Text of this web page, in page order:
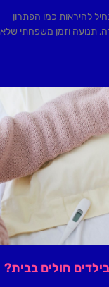
להיראות כמו הפתרון
תנועה וזמן משפחתי שלא
חולים בבית?